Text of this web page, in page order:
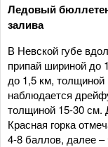
Ледовый
залива
В Невской губе
припай шириной до
до 1,5 км, толщиной
наблюдается
толщиной 15-30 см.
Красная горка
4-8 баллов, далее –